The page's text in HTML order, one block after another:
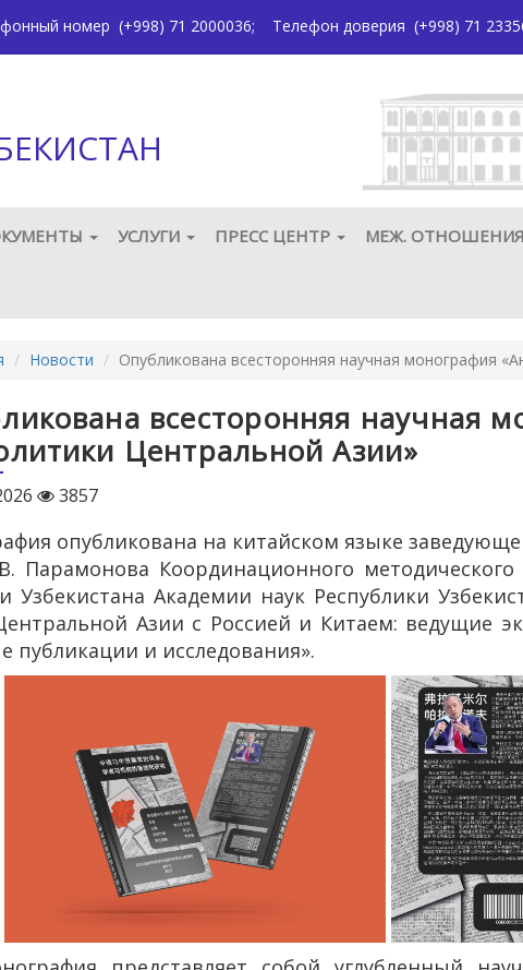
номер (+998) 71 2000036; Телефон доверия (+998) 71
УСЛУГИ ПРЕСС ЦЕНТР МЕЖ. ОТНОШЕНИЯ
Новости Опубликована всесторонняя научная монография
всесторонняя научная
Центральной Азии»
3857
опубликована на китайском языке
Парамонова Координационного
Узбекистана Академии наук Республики
Азии с Россией и Китаем: ведущие
публикации и исследования».